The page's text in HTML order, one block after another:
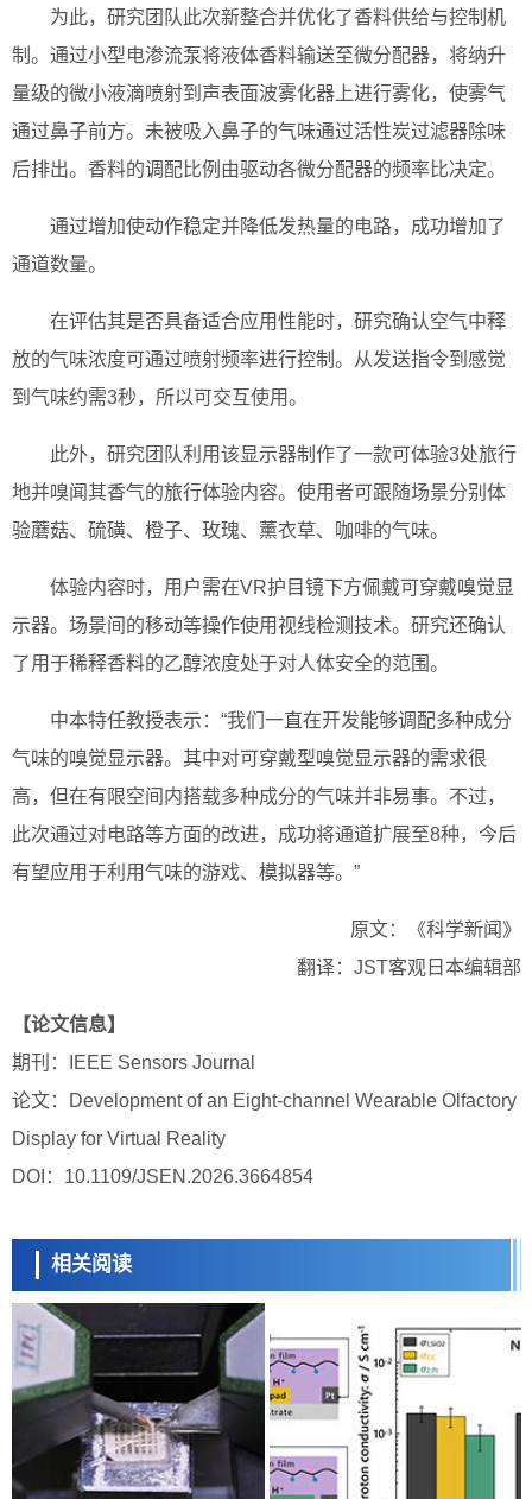
为此，研究团队此次新整合并优化了香料供给与控制机
制。通过小型电渗流泵将液体香料输送至微分配器，将纳升
量级的微小液滴喷射到声表面波雾化器上进行雾化，使雾气
通过鼻子前方。未被吸入鼻子的气味通过活性炭过滤器除味
后排出。香料的调配比例由驱动各微分配器的频率比决定。
通过增加使动作稳定并降低发热量的电路，成功增加了
通道数量。
在评估其是否具备适合应用性能时，研究确认空气中释
放的气味浓度可通过喷射频率进行控制。从发送指令到感觉
到气味约需3秒，所以可交互使用。
此外，研究团队利用该显示器制作了一款可体验3处旅行
地并嗅闻其香气的旅行体验内容。使用者可跟随场景分别体
验蘑菇、硫磺、橙子、玫瑰、薰衣草、咖啡的气味。
体验内容时，用户需在VR护目镜下方佩戴可穿戴嗅觉显
示器。场景间的移动等操作使用视线检测技术。研究还确认
了用于稀释香料的乙醇浓度处于对人体安全的范围。
中本特任教授表示：“我们一直在开发能够调配多种成分
气味的嗅觉显示器。其中对可穿戴型嗅觉显示器的需求很
高，但在有限空间内搭载多种成分的气味并非易事。不过，
此次通过对电路等方面的改进，成功将通道扩展至8种，今后
有望应用于利用气味的游戏、模拟器等。”
原文：《科学新闻》
翻译：JST客观日本编辑部
【论文信息】
期刊：IEEE Sensors Journal
论文：Development of an Eight-channel Wearable Olfactory
Display for Virtual Reality
DOI：10.1109/JSEN.2026.3664854
相关阅读